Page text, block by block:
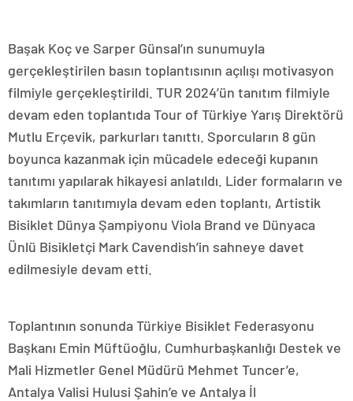
Başak Koç ve Sarper Günsal’ın sunumuyla
gerçekleştirilen basın toplantısının açılışı motivasyon
filmiyle gerçekleştirildi. TUR 2024’ün tanıtım filmiyle
devam eden toplantıda Tour of Türkiye Yarış Direktörü
Mutlu Erçevik, parkurları tanıttı. Sporcuların 8 gün
boyunca kazanmak için mücadele edeceği kupanın
tanıtımı yapılarak hikayesi anlatıldı. Lider formaların ve
takımların tanıtımıyla devam eden toplantı, Artistik
Bisiklet Dünya Şampiyonu Viola Brand ve Dünyaca
Ünlü Bisikletçi Mark Cavendish’in sahneye davet
edilmesiyle devam etti.
Toplantının sonunda Türkiye Bisiklet Federasyonu
Başkanı Emin Müftüoğlu, Cumhurbaşkanlığı Destek ve
Mali Hizmetler Genel Müdürü Mehmet Tuncer’e,
Antalya Valisi Hulusi Şahin’e ve Antalya İl